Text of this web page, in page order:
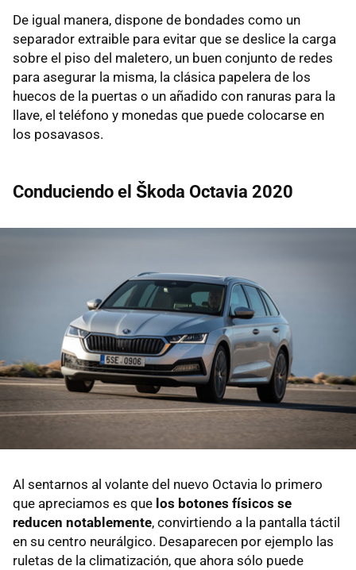
De igual manera, dispone de bondades como un
separador extraible para evitar que se deslice la carga
sobre el piso del maletero, un buen conjunto de redes
para asegurar la misma, la clásica papelera de los
huecos de la puertas o un añadido con ranuras para la
llave, el teléfono y monedas que puede colocarse en
los posavasos.
Conduciendo el Škoda Octavia 2020
Al sentarnos al volante del nuevo Octavia lo primero
que apreciamos es que los botones físicos se
reducen notablemente, convirtiendo a la pantalla táctil
en su centro neurálgico. Desaparecen por ejemplo las
ruletas de la climatización, que ahora sólo puede